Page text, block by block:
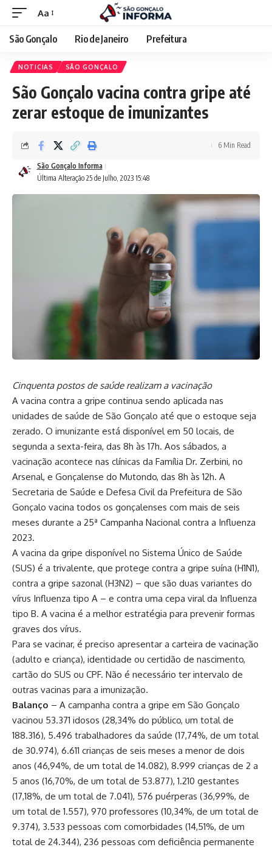
Aa
São Gonçalo Rio de Janeiro Prefeitura
NOTICIAS SÃO GONÇALO
São Gonçalo vacina contra gripe até
zerar estoque de imunizantes
Última Alteração 25 de Julho, 2023 15:48
São Gonçalo Informa
6 Min Read
Cinquenta postos de saúde realizam a vacinação
A vacina contra a gripe continua sendo aplicada nas
unidades de saúde de São Gonçalo até que o estoque seja
zerado. O imunizante está disponível em 50 locais, de
segunda a sexta-feira, das 8h às 17h. Aos sábados, a
vacinação acontece nas clínicas da Família Dr. Zerbini, no
Arsenal, e Gonçalense do Mutondo, das 8h às 12h. A
Secretaria de Saúde e Defesa Civil da Prefeitura de São
Gonçalo vacina todos os gonçalenses com mais de seis
meses durante a 25ª Campanha Nacional contra a Influenza
2023.
A vacina da gripe disponível no Sistema Único de Saúde
(SUS) é a trivalente, que protege contra a gripe suína (H1N1),
contra a gripe sazonal (H3N2) – que são duas variantes do
vírus Influenza tipo A – e contra uma cepa viral da Influenza
tipo B. A vacina é a melhor estratégia para prevenir formas
graves dos vírus.
Para se vacinar, é preciso apresentar a carteira de vacinação
(adulto e criança), identidade ou certidão de nascimento,
cartão do SUS ou CPF. Não é necessário ter intervalo de
outras vacinas para a imunização.
Balanço – A campanha contra a gripe em São Gonçalo
vacinou 53.371 idosos (28,34% do público, um total de
188.316), 5.496 trabalhadores da saúde (17,74%, de um total
de 30.974), 6.611 crianças de seis meses a menor de dois
anos (46,94%, de um total de 14.082), 8.999 crianças de 2 a
5 anos (16,70%, de um total de 53.877), 1.210 gestantes
(17,18%, de um total de 7.041), 576 puérperas (36,99%, de
um total de 1.557), 970 professores (10,34%, de um total de
9.374), 3.533 pessoas com comorbidades (14,51%, de um
total de 24.344), 236 pessoas com deficiência permanente